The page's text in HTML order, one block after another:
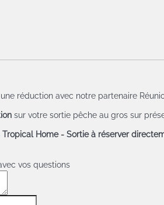
réduction avec notre partenaire
sur votre sortie pêche au gros sur
Home - Sortie à réserver
vos questions